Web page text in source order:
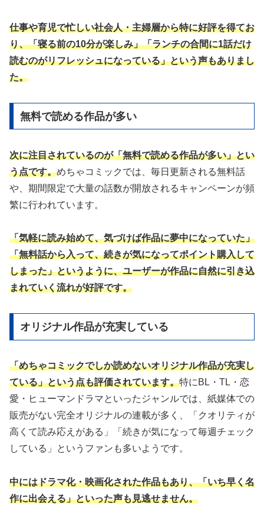
仕事や育児で忙しい社会人・主婦層から特に好評を得てお
り、「寝る前の10分が楽しみ」「ランチの合間に1話だけ
読むのがリフレッシュになっている」という声もありまし
た。
無料で読める作品が多い
次に注目されているのが「無料で読める作品が多い」とい
う点です。めちゃコミックでは、毎日更新される無料話
や、期間限定で大量の話数が開放されるキャンペーンが頻
繁に行われています。
「気軽に読み始めて、気づけば作品に夢中になっていた」
「無料話から入って、続きが気になってポイント購入して
しまった」というように、ユーザーが作品に自然に引き込
まれていく流れが好評です。
オリジナル作品が充実している
「めちゃコミックでしか読めないオリジナル作品が充実し
ている」という点も評価されています。特にBL・TL・恋
愛・ヒューマンドラマといったジャンルでは、紙媒体での
販売がない完全オリジナルの連載が多く、「クオリティが
高くて読み応えがある」「続きが気になって毎週チェック
している」というファンも多いようです。
中にはドラマ化・映画化された作品もあり、「いち早く名
作に出会える」といった声も見逃せません。